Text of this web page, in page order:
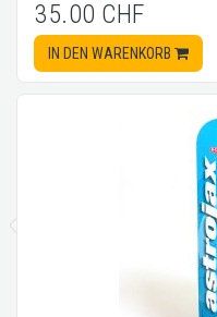
35.00 CHF
IN DEN WARENKORB